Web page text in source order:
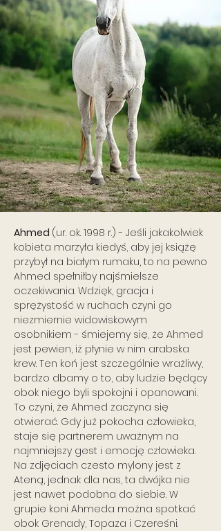
Ahmed (ur. ok. 1998 r.) - Jeśli jakakolwiek
kobieta marzyła kiedyś, aby jej książę
przybył na białym rumaku, to na pewno
Ahmed spełniłby najśmielsze
oczekiwania. Wdzięk, gracja i
sprężystość w ruchach czyni go
niezmiernie widowiskowym
osobnikiem - śmiejemy się, że Ahmed
jest pewien, iż płynie w nim arabska
krew. Ten koń jest szczególnie wrażliwy,
bardzo dbamy o to, aby ludzie będący
obok niego byli spokojni i opanowani.
To czyni, że Ahmed zaczyna się
otwierać. Gdy już pokocha człowieka,
staje się partnerem uważnym na
najmniejszy gest i emocję człowieka.
Na zdjęciach czesto mylony jest z
Ateną, jednak dla nas, ta dwójka nie
jest nawet podobna do siebie. W
grupie koni Ahmeda można spotkać
obok Grenady, Topaza i Czereśni.